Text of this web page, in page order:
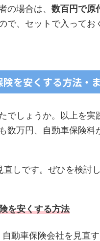
の場合は、 数百円で原
で、セットで入ってお
険を安くする方法・
でしょうか。以上を実
数万円、自動車保険料
直しです。ぜひを検討
を安くする方法
自動車保険会社を見直す